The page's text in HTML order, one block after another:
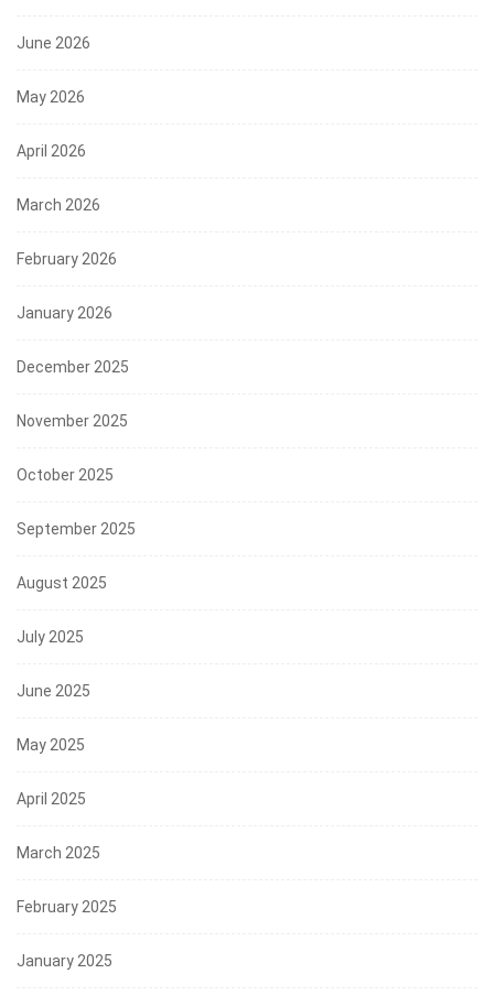
June 2026
May 2026
April 2026
March 2026
February 2026
January 2026
December 2025
November 2025
October 2025
September 2025
August 2025
July 2025
June 2025
May 2025
April 2025
March 2025
February 2025
January 2025